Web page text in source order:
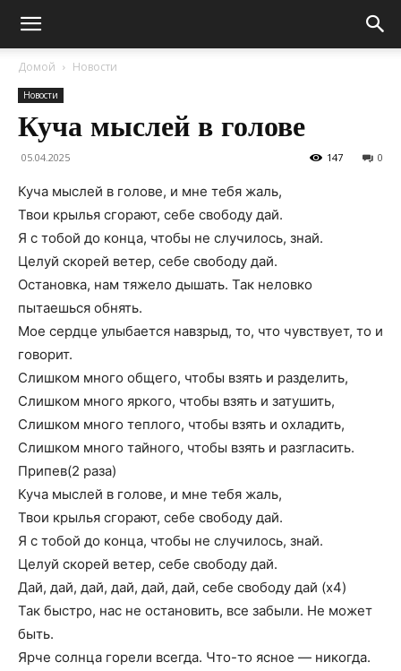
Домой Новости
Новости
Куча мыслей в голове
05.04.2025 0
147
Куча мыслей в голове, и мне тебя жаль,
Твои крылья сгорают, себе свободу дай.
Я с тобой до конца, чтобы не случилось, знай.
Целуй скорей ветер, себе свободу дай.
Остановка, нам тяжело дышать. Так неловко
пытаешься обнять.
Мое сердце улыбается навзрыд, то, что чувствует, то и
говорит.
Слишком много общего, чтобы взять и разделить,
Слишком много яркого, чтобы взять и затушить,
Слишком много теплого, чтобы взять и охладить,
Слишком много тайного, чтобы взять и разгласить.
Припев(2 раза)
Куча мыслей в голове, и мне тебя жаль,
Твои крылья сгорают, себе свободу дай.
Я с тобой до конца, чтобы не случилось, знай.
Целуй скорей ветер, себе свободу дай.
Дай, дай, дай, дай, дай, дай, себе свободу дай (x4)
Так быстро, нас не остановить, все забыли. Не может
быть.
Ярче солнца горели всегда. Что-то ясное — никогда.